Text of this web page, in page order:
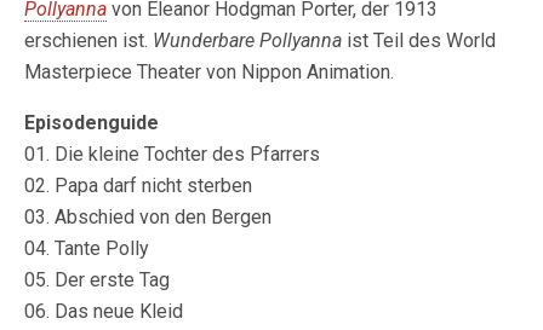
Pollyanna von Eleanor Hodgman Porter, der 1913
erschienen ist. Wunderbare Pollyanna ist Teil des World
Masterpiece Theater von Nippon Animation.
Episodenguide
01. Die kleine Tochter des Pfarrers
02. Papa darf nicht sterben
03. Abschied von den Bergen
04. Tante Polly
05. Der erste Tag
06. Das neue Kleid